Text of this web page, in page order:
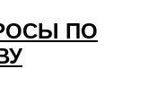
ПО